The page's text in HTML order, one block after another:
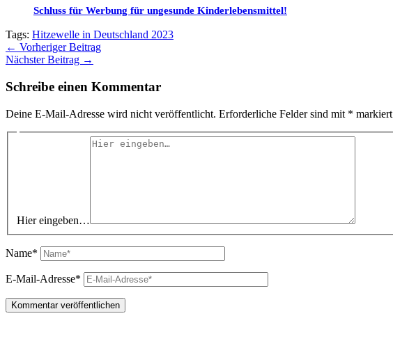
Schluss für Werbung für ungesunde Kinderlebensmittel!
Tags: Hitzewelle in Deutschland 2023
← Vorheriger Beitrag
Nächster Beitrag →
Schreibe einen Kommentar
Deine E-Mail-Adresse wird nicht veröffentlicht. Erforderliche Felder sind mit * markiert
Hier eingeben…
Name*
E-Mail-Adresse*